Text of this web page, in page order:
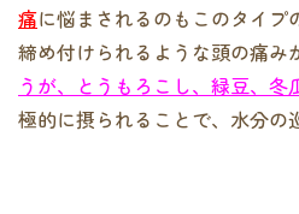
痛に悩まされるのもこのタイプ
締め付けられるような頭の痛み
うが、とうもろこし、緑豆、冬
極的に摂られることで、水分の